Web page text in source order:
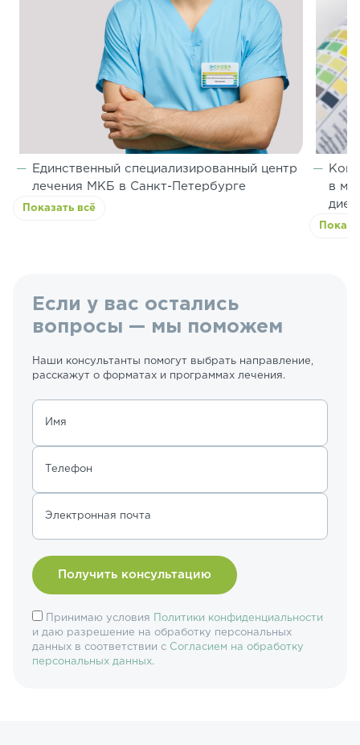
Единственный специализированный центр
лечения МКБ в Санкт-Петербурге
Показать всё
в
Если у вас остались
вопросы — мы поможем
Наши консультанты помогут выбрать направление,
расскажут о форматах и программах лечения.
Имя
Телефон
Электронная почта
Принимаю условия
Политики конфиденциальности
и даю разрешение на обработку персональных
данных в соответствии с Согласием на обработку
персональных данных.